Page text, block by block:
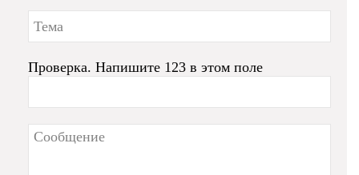
Проверка. Напишите 123 в этом поле